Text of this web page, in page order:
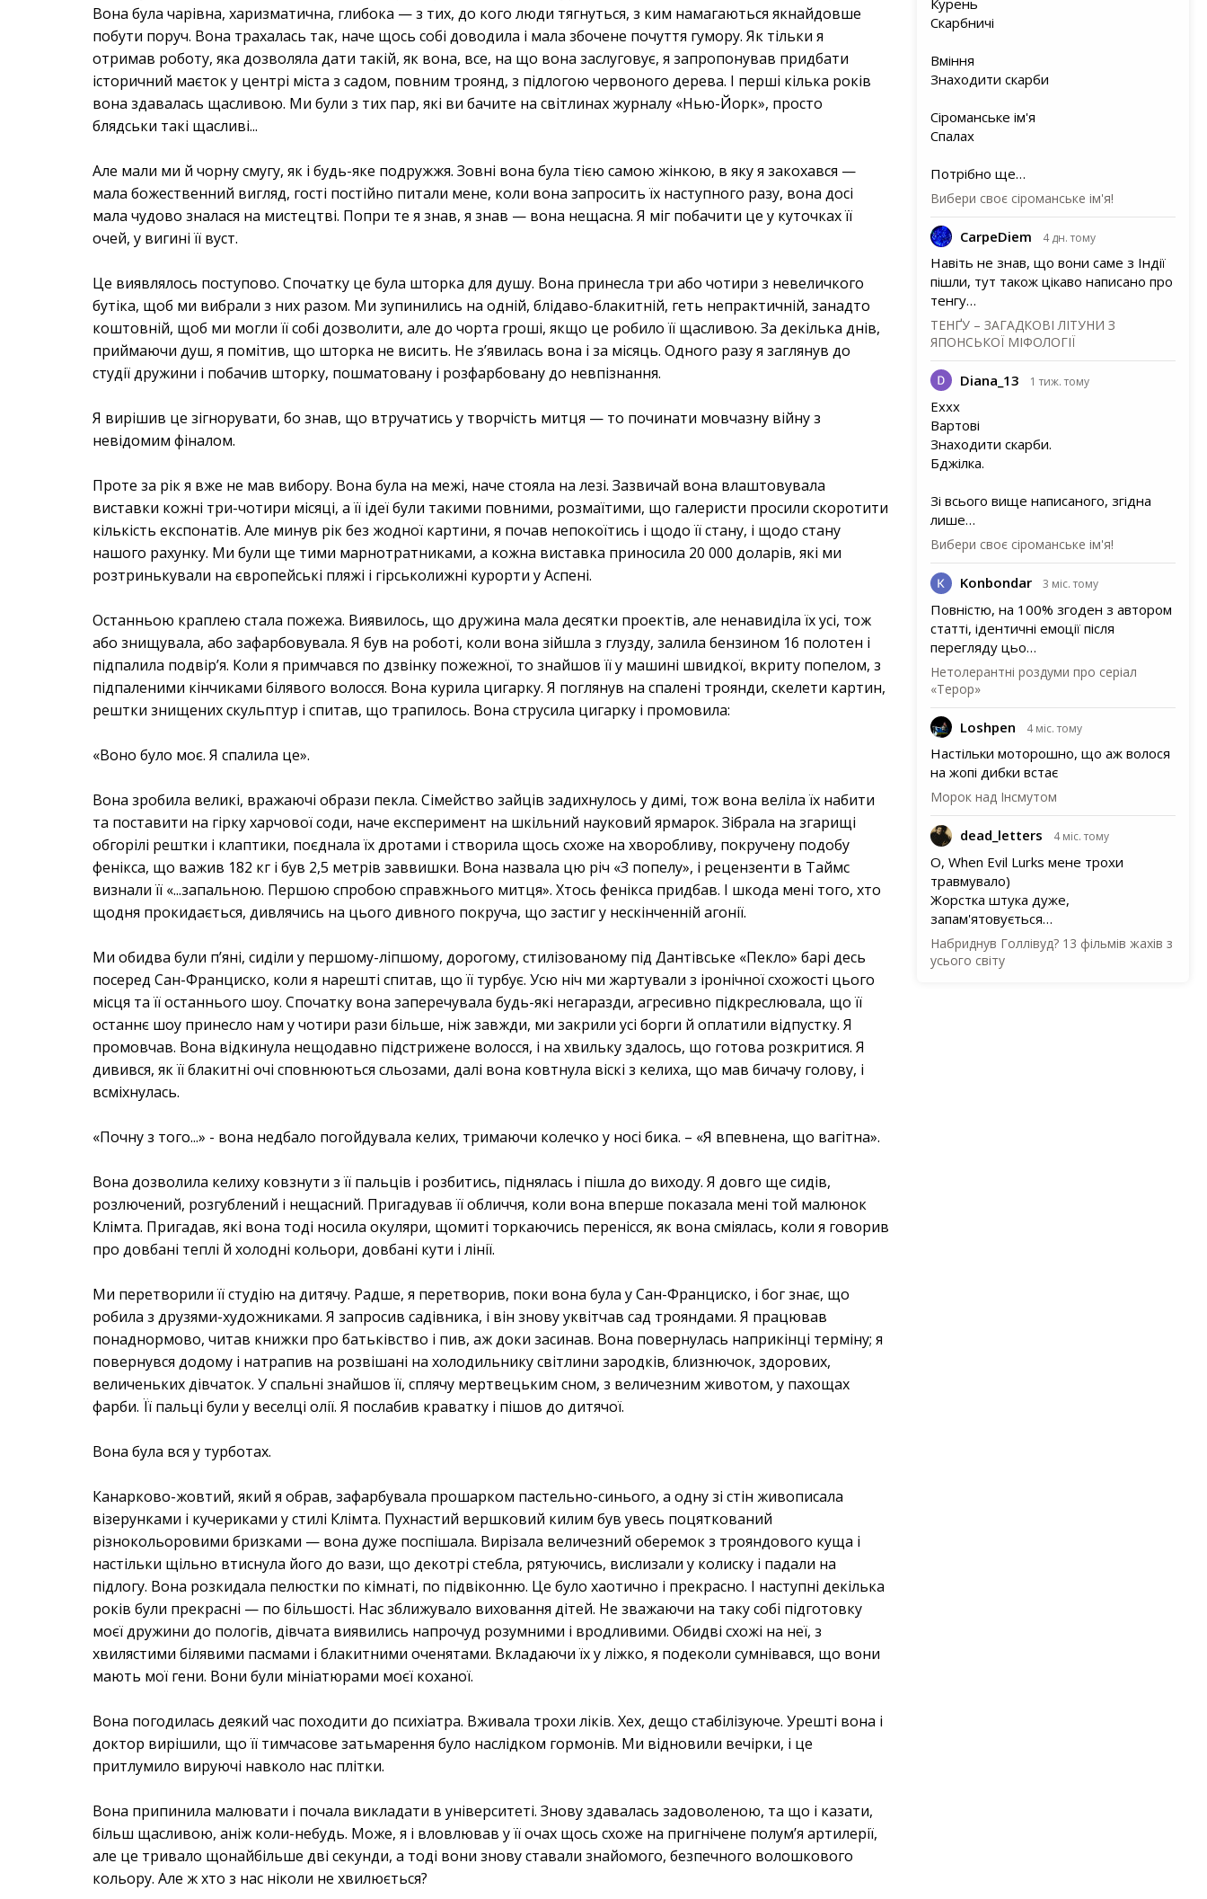
Вона була чарівна, харизматична, глибока — з тих, до кого люди тягнуться, з ким намагаються якнайдовше
побути поруч. Вона трахалась так, наче щось собі доводила і мала збочене почуття гумору. Як тільки я
отримав роботу, яка дозволяла дати такій, як вона, все, на що вона заслуговує, я запропонував придбати
історичний маєток у центрі міста з садом, повним троянд, з підлогою червоного дерева. І перші кілька років
вона здавалась щасливою. Ми були з тих пар, які ви бачите на світлинах журналу «Нью-Йорк», просто
блядськи такі щасливі...
Але мали ми й чорну смугу, як і будь-яке подружжя. Зовні вона була тією самою жінкою, в яку я закохався —
мала божественний вигляд, гості постійно питали мене, коли вона запросить їх наступного разу, вона досі
мала чудово зналася на мистецтві. Попри те я знав, я знав — вона нещасна. Я міг побачити це у куточках її
очей, у вигині її вуст.
Це виявлялось поступово. Спочатку це була шторка для душу. Вона принесла три або чотири з невеличкого
бутіка, щоб ми вибрали з них разом. Ми зупинились на одній, блідаво-блакитній, геть непрактичній, занадто
коштовній, щоб ми могли її собі дозволити, але до чорта гроші, якщо це робило її щасливою. За декілька днів,
приймаючи душ, я помітив, що шторка не висить. Не з’явилась вона і за місяць. Одного разу я заглянув до
студії дружини і побачив шторку, пошматовану і розфарбовану до невпізнання.
Я вирішив це зігнорувати, бо знав, що втручатись у творчість митця — то починати мовчазну війну з
невідомим фіналом.
Проте за рік я вже не мав вибору. Вона була на межі, наче стояла на лезі. Зазвичай вона влаштовувала
виставки кожні три-чотири місяці, а її ідеї були такими повними, розмаїтими, що галеристи просили скоротити
кількість експонатів. Але минув рік без жодної картини, я почав непокоїтись і щодо її стану, і щодо стану
нашого рахунку. Ми були ще тими марнотратниками, а кожна виставка приносила 20 000 доларів, які ми
розтринькували на європейські пляжі і гірськолижні курорти у Аспені.
Останньою краплею стала пожежа. Виявилось, що дружина мала десятки проектів, але ненавиділа їх усі, тож
або знищувала, або зафарбовувала. Я був на роботі, коли вона зійшла з глузду, залила бензином 16 полотен і
підпалила подвір’я. Коли я примчався по дзвінку пожежної, то знайшов її у машині швидкої, вкриту попелом, з
підпаленими кінчиками білявого волосся. Вона курила цигарку. Я поглянув на спалені троянди, скелети картин,
рештки знищених скульптур і спитав, що трапилось. Вона струсила цигарку і промовила:
«Воно було моє. Я спалила це».
Вона зробила великі, вражаючі образи пекла. Сімейство зайців задихнулось у димі, тож вона веліла їх набити
та поставити на гірку харчової соди, наче експеримент на шкільний науковий ярмарок. Зібрала на згарищі
обгорілі рештки і клаптики, поєднала їх дротами і створила щось схоже на хворобливу, покручену подобу
фенікса, що важив 182 кг і був 2,5 метрів заввишки. Вона назвала цю річ «З попелу», і рецензенти в Таймс
визнали її «...запальною. Першою спробою справжнього митця». Хтось фенікса придбав. І шкода мені того, хто
щодня прокидається, дивлячись на цього дивного покруча, що застиг у нескінченній агонії.
Ми обидва були п’яні, сиділи у першому-ліпшому, дорогому, стилізованому під Дантівське «Пекло» барі десь
посеред Сан-Франциско, коли я нарешті спитав, що її турбує. Усю ніч ми жартували з іронічної схожості цього
місця та її останнього шоу. Спочатку вона заперечувала будь-які негаразди, агресивно підкреслювала, що її
останнє шоу принесло нам у чотири рази більше, ніж завжди, ми закрили усі борги й оплатили відпустку. Я
промовчав. Вона відкинула нещодавно підстрижене волосся, і на хвильку здалось, що готова розкритися. Я
дивився, як її блакитні очі сповнюються сльозами, далі вона ковтнула віскі з келиха, що мав бичачу голову, і
всміхнулась.
«Почну з того...» - вона недбало погойдувала келих, тримаючи колечко у носі бика. – «Я впевнена, що вагітна».
Вона дозволила келиху ковзнути з її пальців і розбитись, піднялась і пішла до виходу. Я довго ще сидів,
розлючений, розгублений і нещасний. Пригадував її обличчя, коли вона вперше показала мені той малюнок
Клімта. Пригадав, які вона тоді носила окуляри, щомиті торкаючись перенісся, як вона сміялась, коли я говорив
про довбані теплі й холодні кольори, довбані кути і лінії.
Ми перетворили її студію на дитячу. Радше, я перетворив, поки вона була у Сан-Франциско, і бог знає, що
робила з друзями-художниками. Я запросив садівника, і він знову уквітчав сад трояндами. Я працював
понаднормово, читав книжки про батьківство і пив, аж доки засинав. Вона повернулась наприкінці терміну; я
повернувся додому і натрапив на розвішані на холодильнику світлини зародків, близнючок, здорових,
величеньких дівчаток. У спальні знайшов її, сплячу мертвецьким сном, з величезним животом, у пахощах
фарби. Її пальці були у веселці олії. Я послабив краватку і пішов до дитячої.
Вона була вся у турботах.
Канарково-жовтий, який я обрав, зафарбувала прошарком пастельно-синього, а одну зі стін живописала
візерунками і кучериками у стилі Клімта. Пухнастий вершковий килим був увесь поцяткований
різнокольоровими бризками — вона дуже поспішала. Вирізала величезний оберемок з трояндового куща і
настільки щільно втиснула його до вази, що декотрі стебла, рятуючись, вислизали у колиску і падали на
підлогу. Вона розкидала пелюстки по кімнаті, по підвіконню. Це було хаотично і прекрасно. І наступні декілька
років були прекрасні — по більшості. Нас зближувало виховання дітей. Не зважаючи на таку собі підготовку
моєї дружини до пологів, дівчата виявились напрочуд розумними і вродливими. Обидві схожі на неї, з
хвилястими білявими пасмами і блакитними оченятами. Вкладаючи їх у ліжко, я подеколи сумнівався, що вони
мають мої гени. Вони були мініатюрами моєї коханої.
Вона погодилась деякий час походити до психіатра. Вживала трохи ліків. Хех, дещо стабілізуюче. Урешті вона і
доктор вирішили, що її тимчасове затьмарення було наслідком гормонів. Ми відновили вечірки, і це
притлумило вируючі навколо нас плітки.
Вона припинила малювати і почала викладати в університеті. Знову здавалась задоволеною, та що і казати,
більш щасливою, аніж коли-небудь. Може, я і вловлював у її очах щось схоже на пригнічене полум’я артилерії,
але це тривало щонайбільше дві секунди, а тоді вони знову ставали знайомого, безпечного волошкового
кольору. Але ж хто з нас ніколи не хвилюється?
Скарбничі
Вміння
Знаходити скарби
Сіроманське ім'я
Спалах
Потрібно ще…
Вибери своє сіроманське ім'я!
CarpeDiem 4 дн. тому
Навіть не знав, що вони саме з Індії
пішли, тут також цікаво написано про
тенгу…
ТЕНҐУ – ЗАГАДКОВІ ЛІТУНИ З
ЯПОНСЬКОЇ МІФОЛОГІЇ
Diana_13 1 тиж. тому
Еххх
Вартові
Знаходити скарби.
Бджілка.
Зі всього вище написаного, згідна
лише…
Вибери своє сіроманське ім'я!
Konbondar 3 міс. тому
Повністю, на 100% згоден з автором
статті, ідентичні емоції після
перегляду цьо…
Нетолерантні роздуми про серіал
«Терор»
Loshpen 4 міс. тому
Настільки моторошно, що аж волося
на жопі дибки встає
Морок над Інсмутом
dead_letters 4 міс. тому
О, When Evil Lurks мене трохи
травмувало)
Жорстка штука дуже,
запам'ятовується…
Набриднув Голлівуд? 13 фільмів жахів з
усього світу